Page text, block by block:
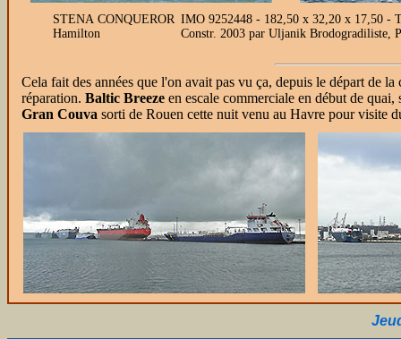
STENA CONQUEROR
Hamilton
IMO 9252448 - 182,50 x 32,20 x 17,50 -
Constr. 2003 par Uljanik Brodogradiliste,
Cela fait des années que l'on avait pas vu ça, depuis le départ de
réparation. Baltic Breeze en escale commerciale en début de
Gran Couva sorti de Rouen cette nuit venu au Havre pour visite